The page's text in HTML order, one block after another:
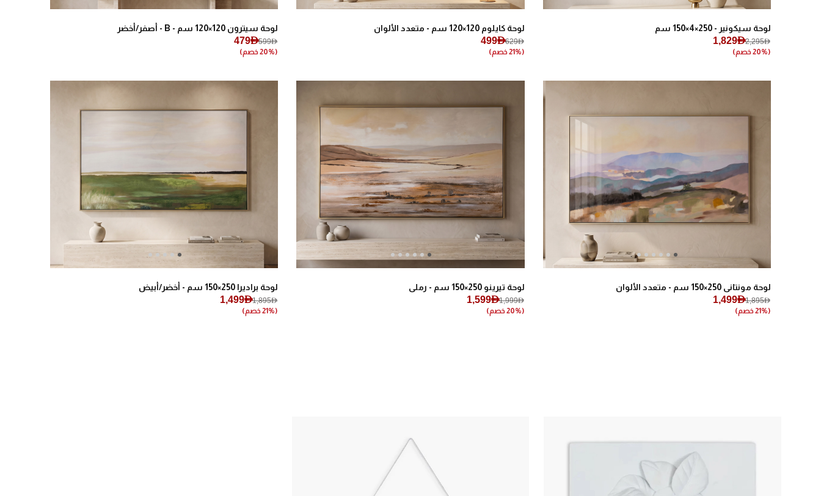
لوحة سيكونير - 250×4×150 سم
1,829AED2,295AED
(20% خصم)
لوحة كايلوم 120×120 سم - متعدد الألوان
499AED629AED
(21% خصم)
لوحة سيترون 120×120 سم - B - أصفر/أخضر
479AED599AED
(20% خصم)
Previous
Next
لوحة مونتاني 250×150 سم - متعدد الألوان
1,499AED1,895AED
(21% خصم)
Previous
Next
لوحة تيرينو 250×150 سم - رملي
1,599AED1,999AED
(20% خصم)
Previous
Next
لوحة براديرا 250×150 سم - أخضر/أبيض
1,499AED1,895AED
(21% خصم)